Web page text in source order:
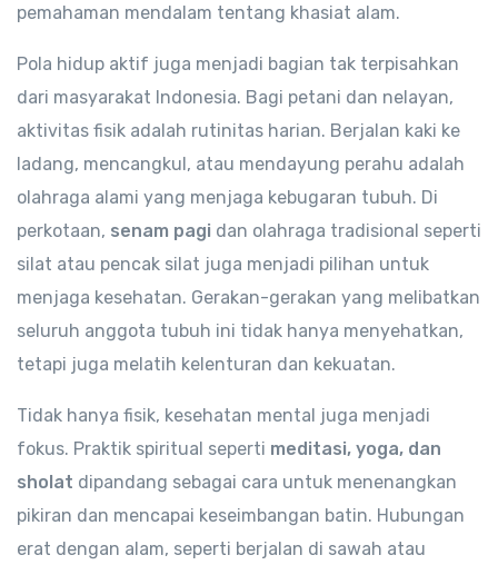
pemahaman mendalam tentang khasiat alam.
Pola hidup aktif juga menjadi bagian tak terpisahkan
dari masyarakat Indonesia. Bagi petani dan nelayan,
aktivitas fisik adalah rutinitas harian. Berjalan kaki ke
ladang, mencangkul, atau mendayung perahu adalah
olahraga alami yang menjaga kebugaran tubuh. Di
perkotaan, senam pagi dan olahraga tradisional seperti
silat atau pencak silat juga menjadi pilihan untuk
menjaga kesehatan. Gerakan-gerakan yang melibatkan
seluruh anggota tubuh ini tidak hanya menyehatkan,
tetapi juga melatih kelenturan dan kekuatan.
Tidak hanya fisik, kesehatan mental juga menjadi
fokus. Praktik spiritual seperti meditasi, yoga, dan
sholat dipandang sebagai cara untuk menenangkan
pikiran dan mencapai keseimbangan batin. Hubungan
erat dengan alam, seperti berjalan di sawah atau